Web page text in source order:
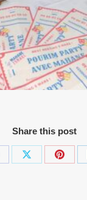
Share this post